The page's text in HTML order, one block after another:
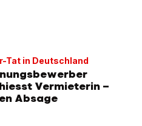
Tat in Deutschland
Vermieterin –
Absage